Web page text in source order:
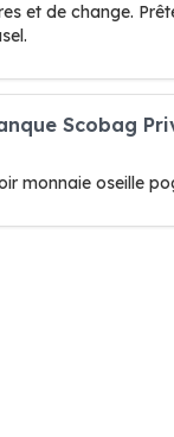
et de change.
Scobag
monnaie oseille